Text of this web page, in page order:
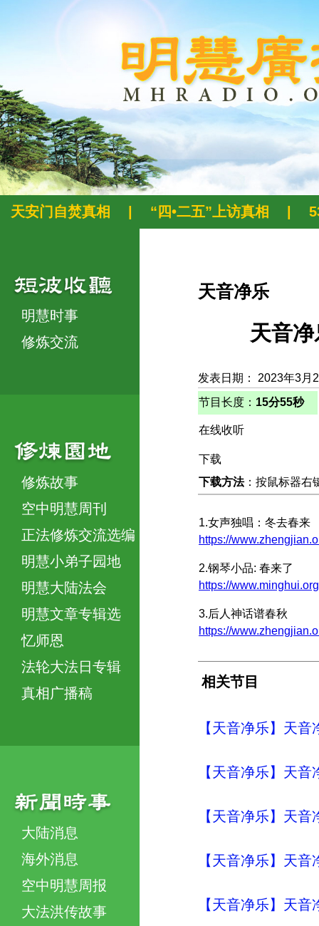
天安门自焚真相 “四•二五”上访真相
明慧时事
修炼交流
修炼故事
空中明慧周刊
正法修炼交流选编
明慧小弟子园地
明慧大陆法会
明慧文章专辑选
忆师恩
法轮大法日专辑
真相广播稿
大陆消息
海外消息
空中明慧周报
大法洪传故事
天音净乐
天音
发表日期： 2023年3月
节目长度： 15分55秒
在线收听
下载
下载方法：按鼠标器右
1.女声独唱：冬去春来
https://
2.钢琴小品: 春来了
https://
3.后人神话谱春秋
https://
相关节目
【天音净乐】天
【天音净乐】天
【天音净乐】天
【天音净乐】天
【天音净乐】天